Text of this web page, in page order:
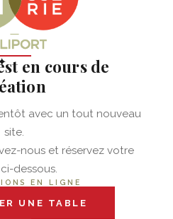
en cours de
avec un tout nouveau
site.
nous et réservez votre
dessous.
EN LIGNE
UNE TABLE